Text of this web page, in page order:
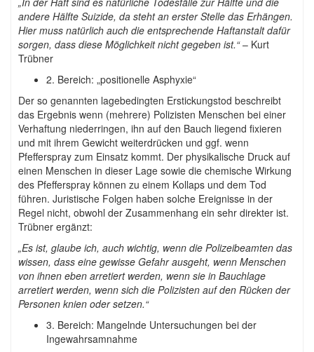
andere Hälfte Suizide, da steht an erster Stelle das Erhängen.
Hier muss natürlich auch die entsprechende Haftanstalt dafür
sorgen, dass diese Möglichkeit nicht gegeben ist.“– Kurt
Trübner
2. Bereich: „positionelle Asphyxie“
Der so genannten lagebedingten Erstickungstod beschreibt
das Ergebnis wenn (mehrere) Polizisten Menschen bei einer
Verhaftung niederringen, ihn auf den Bauch liegend fixieren
und mit ihrem Gewicht weiterdrücken und ggf. wenn
Pfefferspray zum Einsatz kommt. Der physikalische Druck auf
einen Menschen in dieser Lage sowie die chemische Wirkung
des Pfefferspray können zu einem Kollaps und dem Tod
führen. Juristische Folgen haben solche Ereignisse in der
Regel nicht, obwohl der Zusammenhang ein sehr direkter ist.
Trübner ergänzt:
„Es ist, glaube ich, auch wichtig, wenn die Polizeibeamten das
wissen, dass eine gewisse Gefahr ausgeht, wenn Menschen
von ihnen eben arretiert werden, wenn sie in Bauchlage
arretiert werden, wenn sich die Polizisten auf den Rücken der
Personen knien oder setzen.“
3. Bereich: Mangelnde Untersuchungen bei der
Ingewahrsamnahme